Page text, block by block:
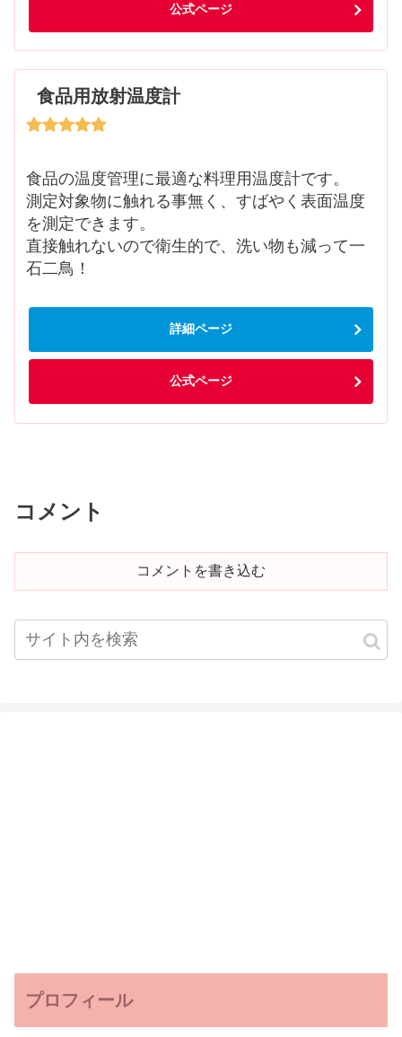
公式ページ
食品用放射温度計
食品の温度管理に最適な料理用温度計です。
測定対象物に触れる事無く、すばやく表面温度
を測定できます。
直接触れないので衛生的で、洗い物も減って一
石二鳥！
詳細ページ
公式ページ
コメント
コメントを書き込む
プロフィール